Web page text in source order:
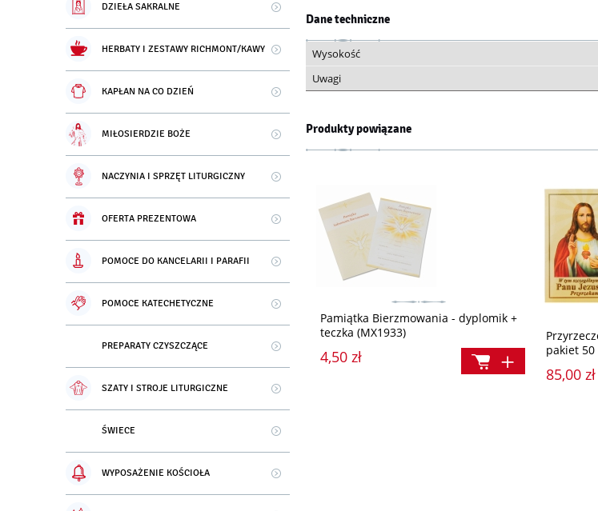
DZIEŁA SAKRALNE
HERBATY I ZESTAWY RICHMONT/KAWY
KAPŁAN NA CO DZIEŃ
MIŁOSIERDZIE BOŻE
NACZYNIA I SPRZĘT LITURGICZNY
OFERTA PREZENTOWA
POMOCE DO KANCELARII I PARAFII
POMOCE KATECHETYCZNE
PREPARATY CZYSZCZĄCE
SZATY I STROJE LITURGICZNE
ŚWIECE
WYPOSAŻENIE KOŚCIOŁA
Dane techniczne
Wysokość
Uwagi
Produkty powiązane
Pamiątka Bierzmowania - dyplomik +
teczka (MX1933)
4,50 zł
pakiet 50
85,00 zł